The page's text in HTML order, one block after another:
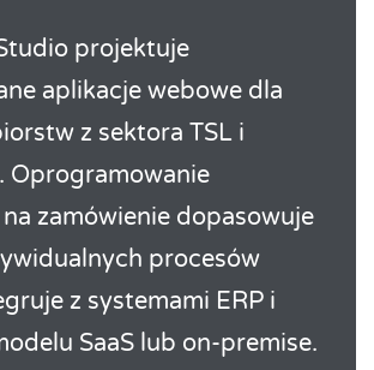
projektuje
aplikacje webowe dla
z sektora TSL i
Oprogramowanie
zamówienie dopasowuje
procesów
z systemami ERP i
SaaS lub on-premise.